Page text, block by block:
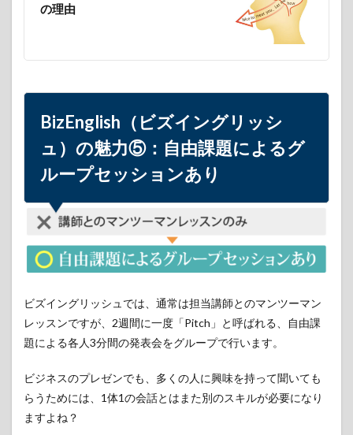
の理由
BizEnglish（ビズイングリッシ
ュ）の魅力⑤：自由課題によるグ
ループセッションあり
ビズイングリッシュでは、通常は担当講師とのマンツーマン
レッスンですが、2週間に一度「Pitch」と呼ばれる、自由課
題による各人3分間の発表会をグループで行います。
ビジネスのプレゼンでも、多くの人に興味を持って聞いても
らうためには、1体1の会話とはまた別のスキルが必要になり
ますよね？